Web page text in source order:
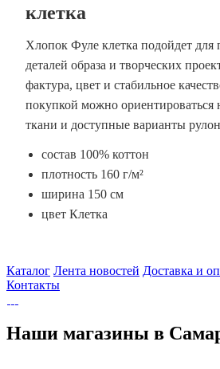
клетка
Хлопок Фуле клетка подойдет
деталей образа и творческих
фактура, цвет и стабильное
покупкой можно ориентироваться
ткани и доступные варианты
состав 100% коттон
плотность 160 г/м²
ширина 150 см
цвет Клетка
Каталог Лента новостей Доставка и
Контакты
Наши магазины в